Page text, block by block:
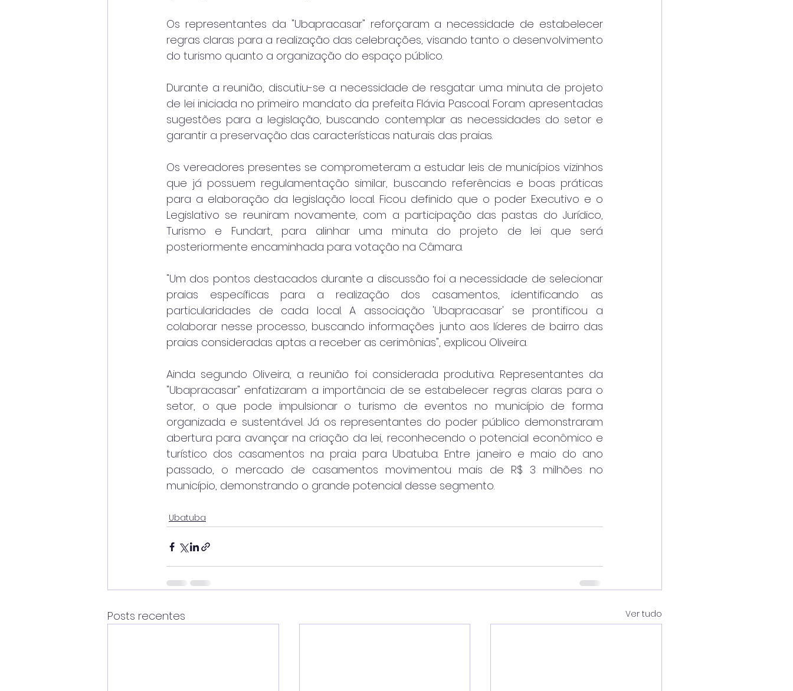
Os representantes da "Ubapracasar" reforçaram a necessidade de estabelecer
regras claras para a realização das celebrações, visando tanto o desenvolvimento
do turismo quanto a organização do espaço público.
Durante a reunião, discutiu-se a necessidade de resgatar uma minuta de projeto
de lei iniciada no primeiro mandato da prefeita Flávia Pascoal. Foram apresentadas
sugestões para a legislação, buscando contemplar as necessidades do setor e
garantir a preservação das características naturais das praias.
Os vereadores presentes se comprometeram a estudar leis de municípios vizinhos
que já possuem regulamentação similar, buscando referências e boas práticas
para a elaboração da legislação local. Ficou definido que o poder Executivo e o
Legislativo se reuniram novamente, com a participação das pastas do Jurídico,
Turismo e Fundart, para alinhar uma minuta do projeto de lei que será
posteriormente encaminhada para votação na Câmara.
"Um dos pontos destacados durante a discussão foi a necessidade de selecionar
praias específicas para a realização dos casamentos, identificando as
particularidades de cada local. A associação 'Ubapracasar' se prontificou a
colaborar nesse processo, buscando informações junto aos líderes de bairro das
praias consideradas aptas a receber as cerimônias", explicou Oliveira.
Ainda segundo Oliveira, a reunião foi considerada produtiva. Representantes da
"Ubapracasar" enfatizaram a importância de se estabelecer regras claras para o
setor, o que pode impulsionar o turismo de eventos no município de forma
organizada e sustentável. Já os representantes do poder público demonstraram
abertura para avançar na criação da lei, reconhecendo o potencial econômico e
turístico dos casamentos na praia para Ubatuba. Entre janeiro e maio do ano
passado, o mercado de casamentos movimentou mais de R$ 3 milhões no
município, demonstrando o grande potencial desse segmento.
Ubatuba
Posts recentes Ver tudo